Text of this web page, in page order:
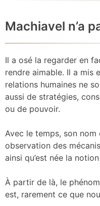
Machiavel n’a
Il a osé la regarder en
rendre aimable. Il a mis
relations humaines ne
aussi de stratégies,
ou de pouvoir.
Avec le temps, son
observation des
ainsi qu’est née la
À partir de là, le
est, rarement ce que